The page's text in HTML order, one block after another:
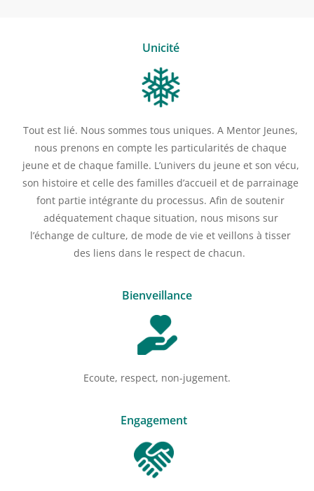
Unicité
Tout est lié. Nous sommes tous uniques. A Mentor Jeunes,
nous prenons en compte les particularités de chaque
jeune et de chaque famille. L’univers du jeune et son vécu,
son histoire et celle des familles d’accueil et de parrainage
font partie intégrante du processus. Afin de soutenir
adéquatement chaque situation, nous misons sur
l’échange de culture, de mode de vie et veillons à tisser
des liens dans le respect de chacun.
Bienveillance
Ecoute, respect, non-jugement.
Engagement